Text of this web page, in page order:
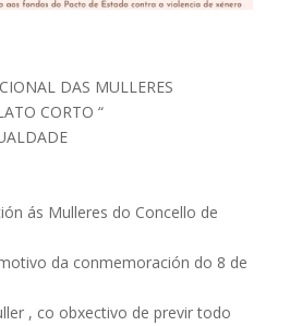
DAS MULLERES
CORTO “
ás Mulleres do Concello de
da conmemoración do 8 de
, co obxectivo de previr todo